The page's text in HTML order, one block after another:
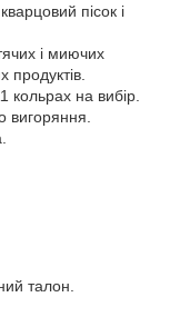
пісок і
і миючих
на вибір.
вигоряння.
талон.